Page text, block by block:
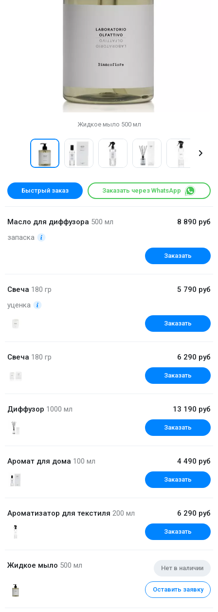
Жидкое мыло 500 мл
Быстрый заказ Заказать через WhatsApp
Масло для диффузора 500 мл
запаска
8 890 руб
Заказать
Свеча 180 гр
уценка
5 790 руб
Заказать
Свеча 180 гр 6 290 руб
Заказать
Диффузор 1000 мл 13 190 руб
Заказать
Аромат для дома 100 мл 4 490 руб
Заказать
Ароматизатор для текстиля 200 мл 6 290 руб
Заказать
Жидкое мыло 500 мл Нет в наличии
Оставить заявку